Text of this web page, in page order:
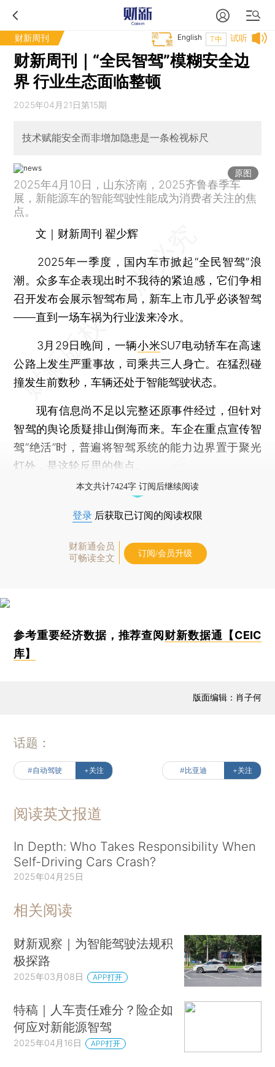
财新周刊 试听
T中
English
财新周刊｜“全民智驾”模糊安全边
界 行业生态面临整顿
2025年04月21日第15期
技术赋能安全而非增加隐患是一条检视标尺
原图
2025年4月10日，山东济南，2025齐鲁春季车
展，新能源车的智能驾驶性能成为消费者关注的焦
点。
文｜财新周刊 翟少辉
2025年一季度，国内车市掀起“全民智驾”浪
潮。众多车企表现出时不我待的紧迫感，它们争相
召开发布会展示智驾布局，新车上市几乎必谈智驾
——直到一场车祸为行业泼来冷水。
3月29日晚间，一辆小米SU7电动轿车在高速
公路上发生严重事故，司乘共三人身亡。在猛烈碰
撞发生前数秒，车辆还处于智能驾驶状态。
现有信息尚不足以完整还原事件经过，但针对
智驾的舆论质疑排山倒海而来。车企在重点宣传智
驾“绝活”时，普遍将智驾系统的能力边界置于聚光
灯外，是这轮反思的焦点。
本文共计7424字 订阅后继续阅读
登录 后获取已订阅的阅读权限
财新通会员
可畅读全文
订阅/会员升级
参考重要经济数据，推荐查阅 财新数据通【CEIC
库】
版面编辑：肖子何
话题：
#自动驾驶 +关注 #比亚迪 +关注
阅读英文报道
In Depth: Who Takes Responsibility When
Self-Driving Cars Crash?
2025年04月25日
相关阅读
财新观察｜为智能驾驶法规积
极探路
2025年03月08日 APP打开
特稿｜人车责任难分？险企如
何应对新能源智驾
2025年04月16日 APP打开